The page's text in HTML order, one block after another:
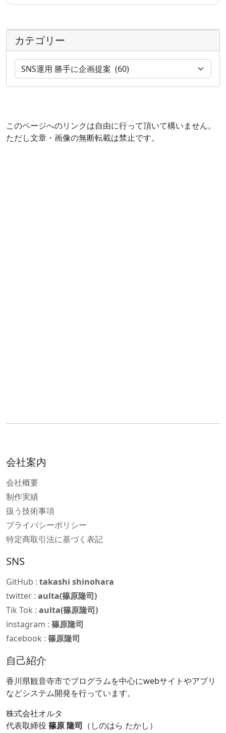
カテゴリー
このページへのリンクは自由に行って頂いて構いません。
ただし文章・画像の無断転載は禁止です。
会社案内
会社概要
制作実績
扱う技術事項
プライバシーポリシー
特定商取引法に基づく表記
SNS
GitHub : takashi shinohara
twitter : aulta(篠原隆司)
Tik Tok : aulta(篠原隆司)
instagram : 篠原隆司
facebook : 篠原隆司
自己紹介
香川県観音寺市でプログラムを中心にwebサイトやアプリ
などシステム開発を行っています。
株式会社オルタ
代表取締役 篠原 隆司 （しのはら たかし）